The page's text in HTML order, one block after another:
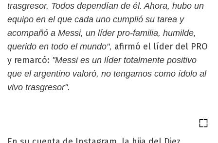
trasgresor. Todos dependían de él. Ahora, hubo un
equipo en el que cada uno cumplió su tarea y
acompañó a Messi, un líder pro-familia, humilde,
querido en todo el mundo", afirmó el líder del PRO
y remarcó: "Messi es un líder totalmente positivo
que el argentino valoró, no tengamos como ídolo al
vivo trasgresor".